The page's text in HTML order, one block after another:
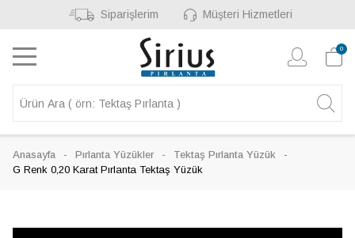
Siparişlerim Müşteri Hizmetleri
0
Anasayfa Pırlanta Yüzükler
Tektaş Pırlanta Yüzük
G Renk 0,20 Karat Pırlanta Tektaş Yüzük